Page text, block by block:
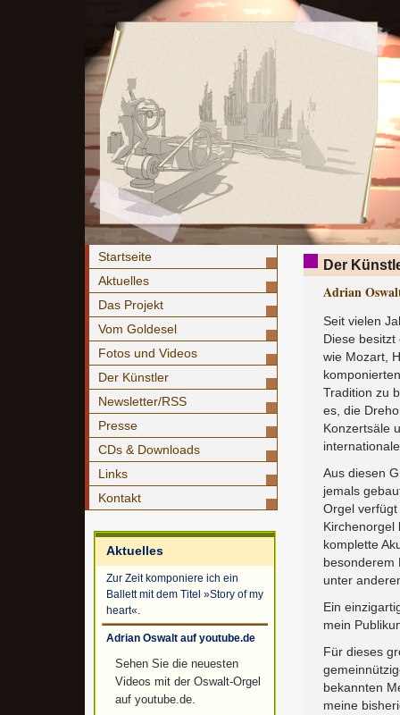
Startseite
Aktuelles
Das Projekt
Vom Goldesel
Fotos und Videos
Der Künstler
Newsletter/RSS
Presse
CDs & Downloads
Links
Kontakt
Aktuelles
Zur Zeit komponiere ich ein
Ballett mit dem Titel »Story of my
heart«.
Adrian Oswalt auf youtube.de
Sehen Sie die neuesten
Videos mit der Oswalt-Orgel
auf youtube.de.
Der
Adrian
Seit vielen
Diese
wie Mozart,
Tradition zu
es, die
Konzertsäle
Aus diesen
jemals
Orgel
Kirchenorgel
komplette
besonderem
unter
Ein
mein
Für dieses
bekannten
meine